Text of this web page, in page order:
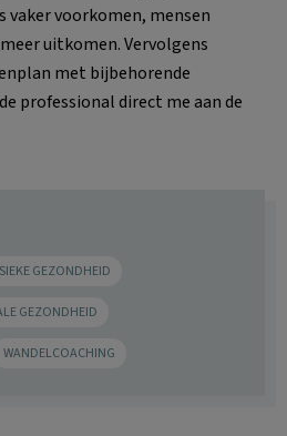
vaker voorkomen, mensen
uitkomen. Vervolgens
met bijbehorende
professional direct me aan de
GEZONDHEID
GEZONDHEID
WANDELCOACHING